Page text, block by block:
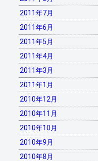
2011年7月
2011年6月
2011年5月
2011年4月
2011年3月
2011年1月
2010年12月
2010年11月
2010年10月
2010年9月
2010年8月